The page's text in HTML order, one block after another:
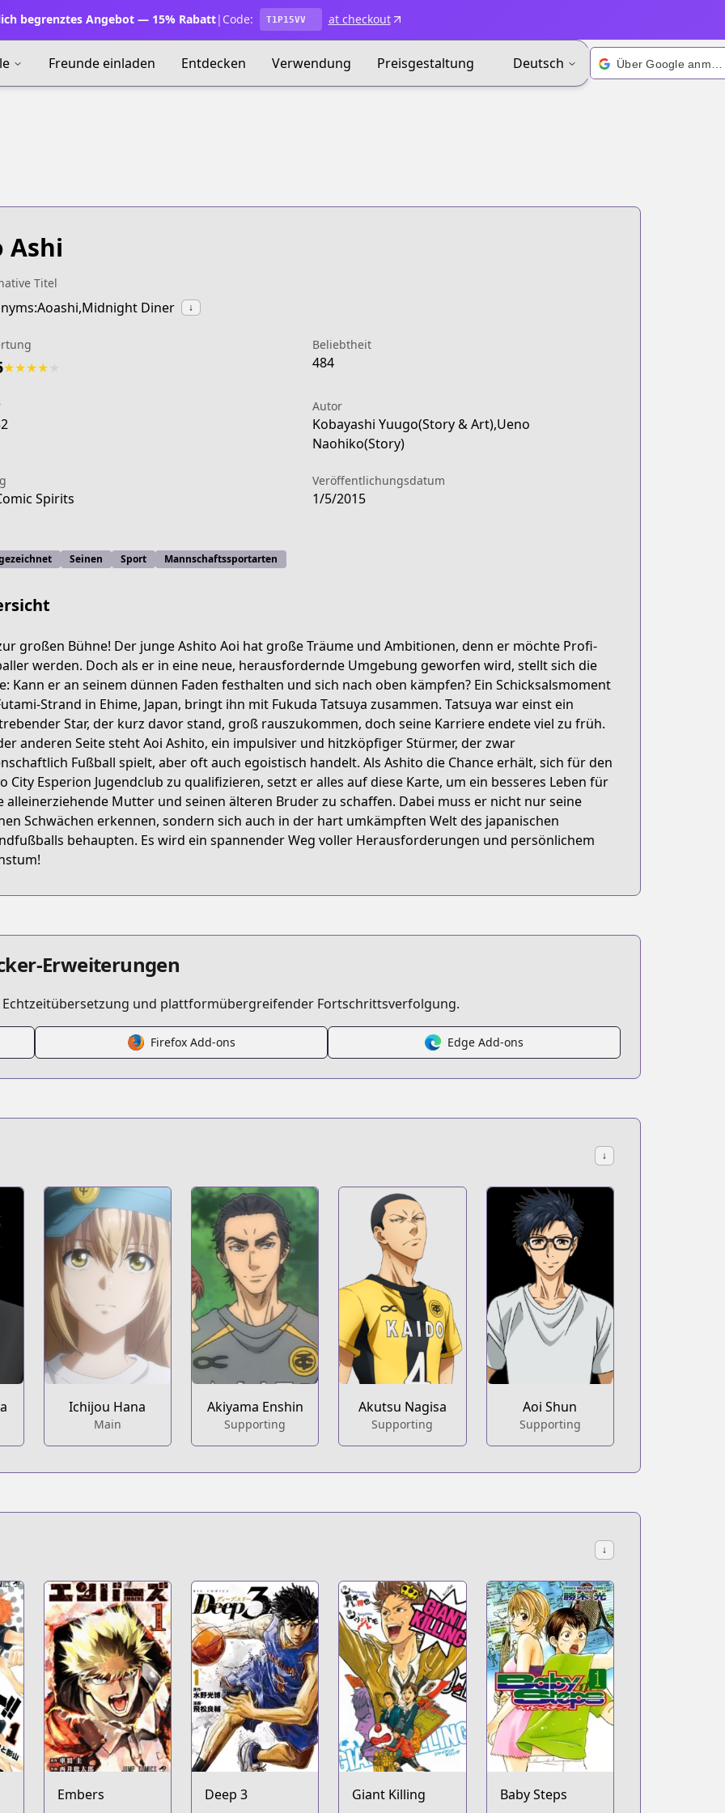
begrenztes Angebot — 15% Rabatt| Code: T1P15VV at checkout
Freunde einladen Entdecken Verwendung Preisgestaltung Deutsch
4db0-b448-d9afa3d698f1
B093M9P3ZP
ashi
www.cdjapan.co.jp/product/NEOBK-2469751
Ashi
Titel
Diner ↓
★★★★
Beliebtheit
484
Autor
Kobayashi Yuugo(Story & Art),Ueno
Naohiko(Story)
Spirits
Veröffentlichungsdatum
1/5/2015
Seinen Sport Mannschaftssportarten
großen Bühne! Der junge Ashito Aoi hat große Träume und Ambitionen, denn er möchte Profi-
werden. Doch als er in eine neue, herausfordernde Umgebung geworfen wird, stellt sich die
Kann er an seinem dünnen Faden festhalten und sich nach oben kämpfen? Ein Schicksalsmoment
Strand in Ehime, Japan, bringt ihn mit Fukuda Tatsuya zusammen. Tatsuya war einst ein
Star, der kurz davor stand, groß rauszukommen, doch seine Karriere endete viel zu früh.
anderen Seite steht Aoi Ashito, ein impulsiver und hitzköpfiger Stürmer, der zwar
Fußball spielt, aber oft auch egoistisch handelt. Als Ashito die Chance erhält, sich für den
City Esperion Jugendclub zu qualifizieren, setzt er alles auf diese Karte, um ein besseres Leben für
alleinerziehende Mutter und seinen älteren Bruder zu schaffen. Dabei muss er nicht nur seine
Schwächen erkennen, sondern sich auch in der hart umkämpften Welt des japanischen
behaupten. Es wird ein spannender Weg voller Herausforderungen und persönlichem
Erweiterungen
Echtzeitübersetzung und plattformübergreifender Fortschrittsverfolgung.
Firefox Add-ons Edge Add-ons
↓
Ichijou Hana
Main
Akiyama Enshin
Supporting
Akutsu Nagisa
Supporting
Aoi Shun
Supporting
↓
Embers Deep 3 Giant Killing Baby Steps